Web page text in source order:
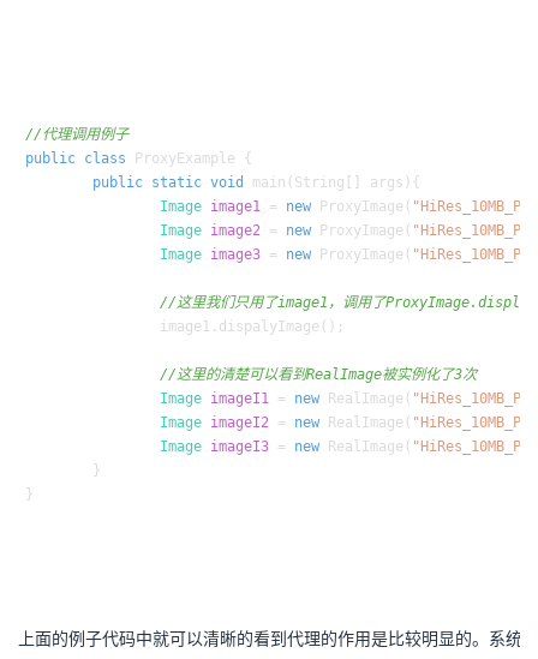
//代理调用例子
public class ProxyExample {
public static void main (String[] args) {
Image image1 = new ProxyImage (
Image image2 = new ProxyImage (
Image image3 = new ProxyImage (
//这里我们只用了image1，调用了
//这里的清楚可以看到RealImage被实例化了3次
Image imageI1 = new RealImage (
Image imageI2 = new RealImage (
Image imageI3 = new RealImage (
上面的例子代码中就可以清晰的看到代理的作用是比较明显的。系